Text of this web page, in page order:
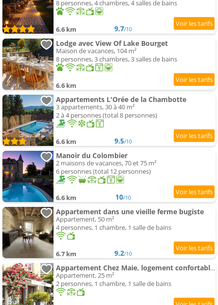
8 personnes, 4 chambres, 4 salles de bains
6.6 km 9.7/10
Lodge avec View Of Lake Bourget
Maison de vacances, 104 m²
8 personnes, 3 chambres, 3 salles de bains
6.6 km
Appartements L'Orée de la Chambotte
3 appartements, 30 à 40 m²
2 à 4 personnes (total 8 personnes)
6.6 km 9.5/10
Manoir du Colombier
2 maisons de vacances, 70 et 75 m²
6 personnes (total 12 personnes)
6.6 km 10/10
Appartement dans une vieille ferme bugiste
Appartement, 50 m²
4 personnes, 1 chambre, 1 salle de bains
6.7 km 9.2/10
Appartement Chez Maie, logement confortable Bugey Sud
Appartement, 25 m²
2 personnes, 1 chambre, 1 salle de bains